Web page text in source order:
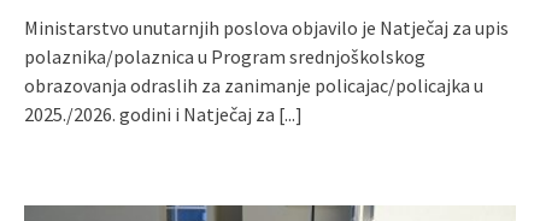
Ministarstvo unutarnjih poslova objavilo je Natječaj za upis
polaznika/polaznica u Program srednjoškolskog
obrazovanja odraslih za zanimanje policajac/policajka u
2025./2026. godini i Natječaj za [...]